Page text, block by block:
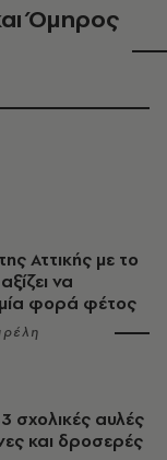
Όμηρος
Αττικής με το
να
φορά φέτος
σχολικές αυλές
και δροσερές